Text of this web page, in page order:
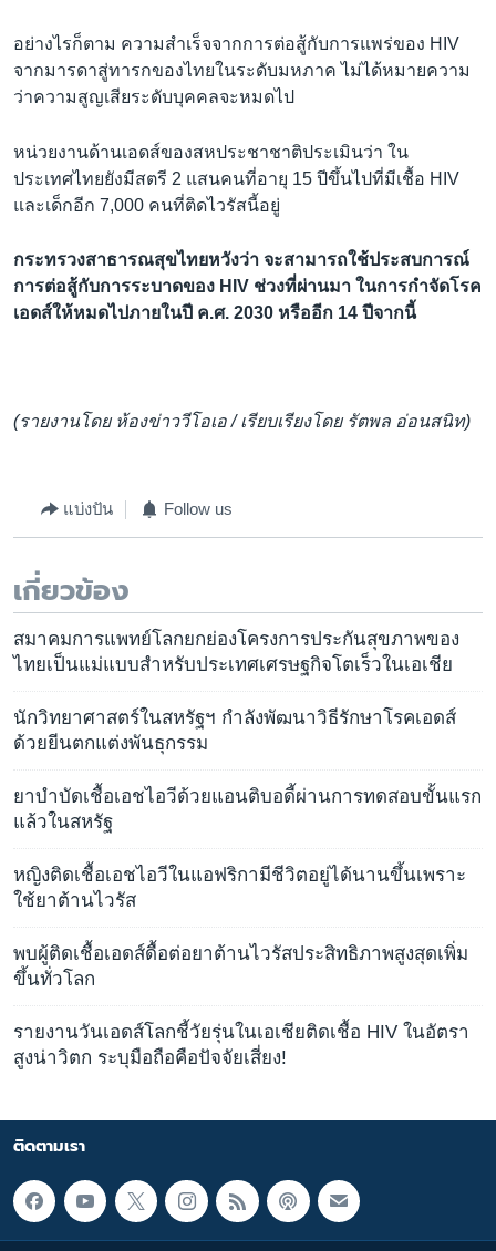
อย่างไรก็ตาม ความสำเร็จจากการต่อสู้กับการแพร่ของ HIV
จากมารดาสู่ทารกของไทยในระดับมหภาค ไม่ได้หมายความ
ว่าความสูญเสียระดับบุคคลจะหมดไป
หน่วยงานด้านเอดส์ของสหประชาชาติประเมินว่า ใน
ประเทศไทยยังมีสตรี 2 แสนคนที่อายุ 15 ปีขึ้นไปที่มีเชื้อ HIV
และเด็กอีก 7,000 คนที่ติดไวรัสนี้อยู่
กระทรวงสาธารณสุขไทยหวังว่า จะสามารถใช้ประสบการณ์
การต่อสู้กับการระบาดของ HIV ช่วงที่ผ่านมา ในการกำจัดโรค
เอดส์ให้หมดไปภายในปี ค.ศ. 2030 หรืออีก 14 ปีจากนี้
(รายงานโดย ห้องข่าววีโอเอ / เรียบเรียงโดย รัตพล อ่อนสนิท)
แบ่งปัน Follow us
เกี่ยวข้อง
สมาคมการแพทย์โลกยกย่องโครงการประกันสุขภาพของ
ไทยเป็นแม่แบบสำหรับประเทศเศรษฐกิจโตเร็วในเอเชีย
นักวิทยาศาสตร์ในสหรัฐฯ กำลังพัฒนาวิธีรักษาโรคเอดส์
ด้วยยีนตกแต่งพันธุกรรม
ยาบำบัดเชื้อเอชไอวีด้วยแอนติบอดี้ผ่านการทดสอบขั้นแรก
แล้วในสหรัฐ
หญิงติดเชื้อเอชไอวีในแอฟริกามีชีวิตอยู่ได้นานขึ้นเพราะ
ใช้ยาต้านไวรัส
พบผู้ติดเชื้อเอดส์ดื้อต่อยาต้านไวรัสประสิทธิภาพสูงสุดเพิ่ม
ขึ้นทั่วโลก
รายงานวันเอดส์โลกชี้วัยรุ่นในเอเชียติดเชื้อ HIV ในอัตรา
สูงน่าวิตก ระบุมือถือคือปัจจัยเสี่ยง!
ติดตามเรา